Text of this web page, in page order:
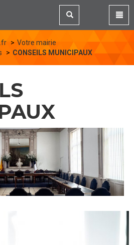
Votre mairie
CONSEILS MUNICIPAUX